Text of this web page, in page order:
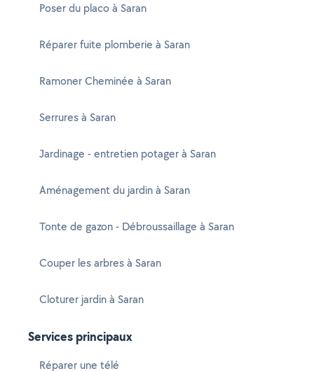
Poser du placo à Saran
Réparer fuite plomberie à Saran
Ramoner Cheminée à Saran
Serrures à Saran
Jardinage - entretien potager à Saran
Aménagement du jardin à Saran
Tonte de gazon - Débroussaillage à Saran
Couper les arbres à Saran
Cloturer jardin à Saran
Services principaux
Réparer une télé